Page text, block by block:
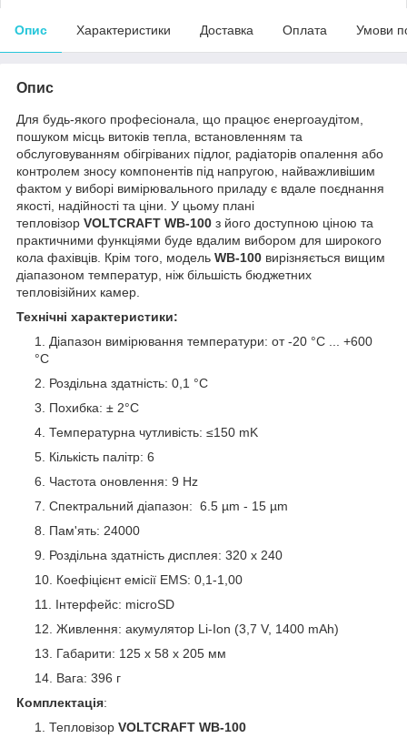
Опис Характеристики Доставка Оплата Умови
Опис
Для будь-якого професіонала, що працює енергоаудітом,
пошуком місць витоків тепла, встановленням та
обслуговуванням обігріваних підлог, радіаторів опалення або
контролем зносу компонентів під напругою, найважливішим
фактом у виборі вимірювального приладу є вдале поєднання
якості, надійності та ціни. У цьому плані
тепловізор VOLTCRAFT WB-100 з його доступною ціною та
практичними функціями буде вдалим вибором для широкого
кола фахівців. Крім того, модель WB-100 вирізняється вищим
діапазоном температур, ніж більшість бюджетних
тепловізійних камер.
Технічні характеристики:
Діапазон вимірювання температури: от -20 °C ... +600
°C
Роздільна здатність: 0,1 °C
Похибка: ± 2°C
Температурна чутливість: ≤150 mK
Кількість палітр: 6
Частота оновлення: 9 Hz
Спектральний діапазон: 6.5 µm - 15 µm
Пам'ять: 24000
Роздільна здатність дисплея: 320 x 240
Коефіцієнт емісії EMS: 0,1-1,00
Інтерфейс: microSD
Живлення: акумулятор Li-Ion (3,7 V, 1400 mAh)
Габарити: 125 x 58 x 205 мм
Вага: 396 г
Комплектація:
Тепловізор VOLTCRAFT WB-100